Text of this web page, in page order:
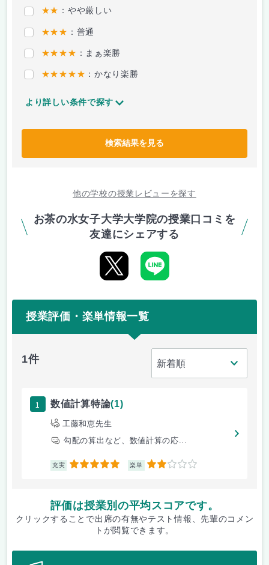
★★ ：やや厳しい
★★★ ：普通
★★★★ ：まぁ楽勝
★★★★★ ：かなり楽勝
より詳しい条件で探す
検索結果を見る
他の学校の授業レビューを探す
お茶の水女子大学大学院の授業口コミを
友達にシェアする
授業評価・楽単情報一覧
1件
1 数値計算特論(1)
工藤和恵先生
勾配の算出など、数値計算の応...
充実 5 楽単 2
評価は授業別の平均スコアです。
クリックすることで出席の有無やテスト情報、先輩のコメン
トが閲覧できます。